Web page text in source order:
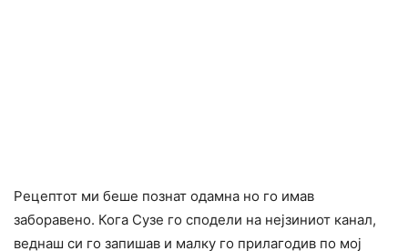
Рецептот ми беше познат одамна но го имав
заборавено. Кога Сузе го сподели на нејзиниот канал,
веднаш си го запишав и малку го прилагодив по мој